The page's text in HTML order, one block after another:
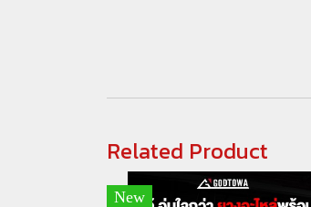
Related Product
New